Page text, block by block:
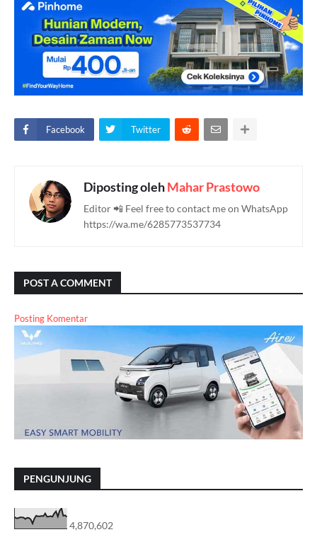
Facebook Twitter
Diposting olehMahar Prastowo
Editor 📲 Feel free to contact me on WhatsApp
https://wa.me/6285773537734
POST A COMMENT
Posting Komentar
PENGUNJUNG
4,870,602